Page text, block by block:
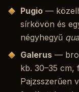
Pugio —
sírkövön és
négyhegyű
Galerus —
kb. 30–35 cm,
Pajzsszerűen